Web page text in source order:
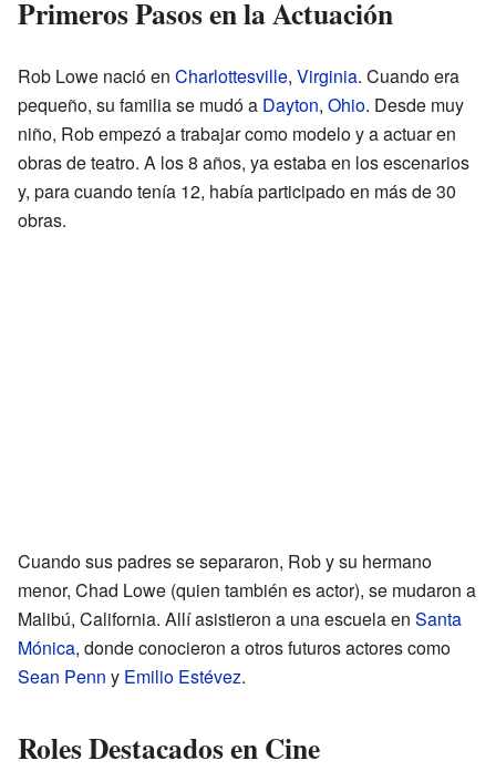
Primeros Pasos en la Actuación
Rob Lowe nació en Charlottesville, Virginia. Cuando era
pequeño, su familia se mudó a Dayton, Ohio. Desde muy
niño, Rob empezó a trabajar como modelo y a actuar en
obras de teatro. A los 8 años, ya estaba en los escenarios
y, para cuando tenía 12, había participado en más de 30
obras.
Cuando sus padres se separaron, Rob y su hermano
menor, Chad Lowe (quien también es actor), se mudaron a
Malibú, California. Allí asistieron a una escuela en Santa
Mónica, donde conocieron a otros futuros actores como
Sean Penn y Emilio Estévez.
Roles Destacados en Cine